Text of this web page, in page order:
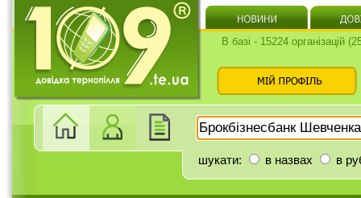
В базі - 15224 організацій
шукати: в назвах в